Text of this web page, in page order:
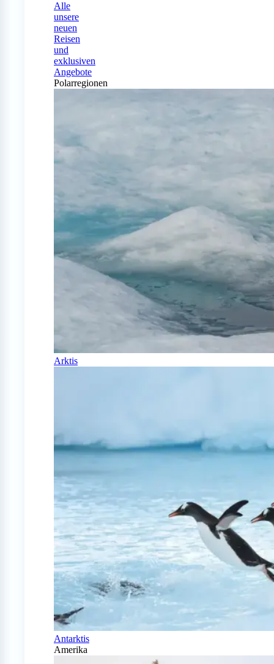
Alle
unsere
neuen
Reisen
und
exklusiven
Angebote
Polarregionen
Arktis
Antarktis
Amerika